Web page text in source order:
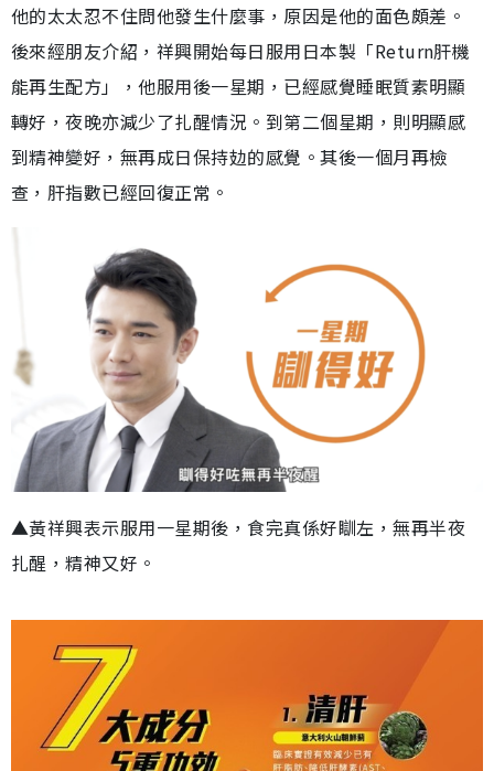
他的太太忍不住問他發生什麼事，原因是他的面色頗差。
後來經朋友介紹，祥興開始每日服用日本製「Return肝機
能再生配方」，他服用後一星期，已經感覺睡眠質素明顯
轉好，夜晚亦減少了扎醒情況。到第二個星期，則明顯感
到精神變好，無再成日保持攰的感覺。其後一個月再檢
查，肝指數已經回復正常。
▲黃祥興表示服用一星期後，食完真係好瞓左，無再半夜
扎醒，精神又好。